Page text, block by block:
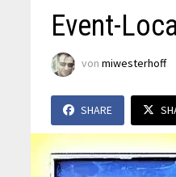
Event-
vonmiwesterhoff
SHARE